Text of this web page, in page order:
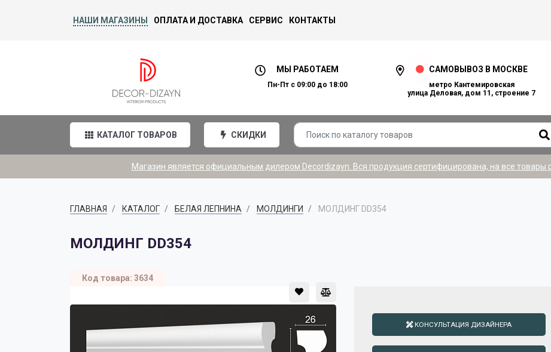
НАШИ МАГАЗИНЫ ОПЛАТА И ДОСТАВКА СЕРВИС КОНТАКТЫ
МЫ РАБОТАЕМ
Пн-Пт с 09:00 до 18:00
САМОВЫВОЗ В МОСКВЕ
метро Кантемировская
улица Деловая, дом 11, строение 7
КАТАЛОГ ТОВАРОВ СКИДКИ
Магазин является официальным дилером Decordizayn. Вся продукция сертифицирована, на все товары
ГЛАВНАЯ КАТАЛОГ БЕЛАЯ ЛЕПНИНА МОЛДИНГИ МОЛДИНГ DD354
МОЛДИНГ DD354
Код товара: 3634
КОНСУЛЬТАЦИЯ ДИЗАЙНЕРА